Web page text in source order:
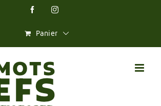
FacebookInstagram
Panier